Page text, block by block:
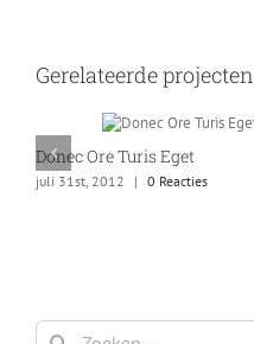
Gerelateerde projecten
Donec Ore Turis Eget
juli 31st, 2012 | 0 Reacties
Zoeken